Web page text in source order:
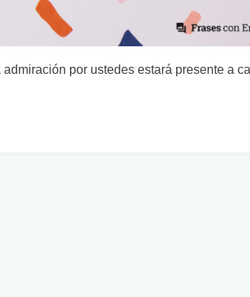
por ustedes estará presente a